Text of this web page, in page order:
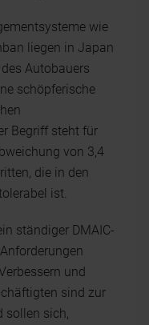
wie
liegen in Japan
Autobauers
schöpferische
Begriff steht für
von 3,4
die in den
ist.
ständiger DMAIC-
und
sind zur
sollen sich,